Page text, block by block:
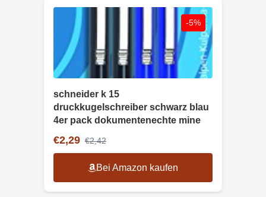
-5%
schneider k 15
druckkugelschreiber schwarz blau
4er pack dokumentenechte mine
€2,29 €2,42
Bei Amazon kaufen